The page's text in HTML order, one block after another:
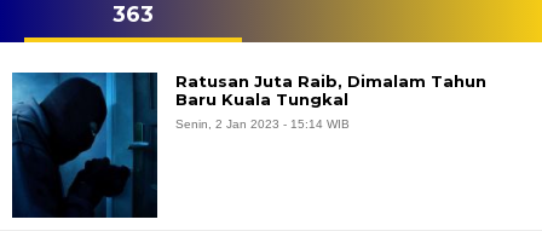
363
Ratusan Juta Raib, Dimalam Tahun
Baru Kuala Tungkal
Senin, 2 Jan 2023 - 15:14 WIB